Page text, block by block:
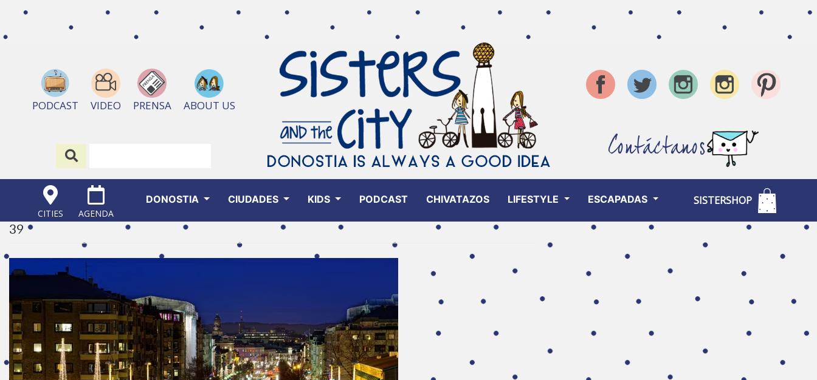
PODCAST VIDEO PRENSA ABOUT US
Contáctanos
CITIES AGENDA
DONOSTIA CIUDADES KIDS PODCAST CHIVATAZOS LIFESTYLE ESCAPADAS SISTERSHOP
39